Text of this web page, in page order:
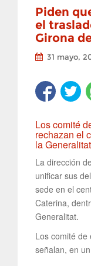
Piden
el
Girona
31 mayo,
Los comité
rechazan el
la
La dirección
unificar sus
sede en el
Caterina,
Generalitat.
Los comité
señalan, en